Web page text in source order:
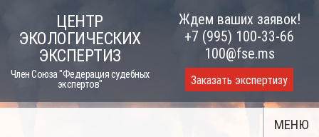
content
ЦЕНТР
ЭКОЛОГИЧЕСКИХ
ЭКСПЕРТИЗ
Член Союза "Федерация судебных
экспертов"
Ждем ваших заявок!
+7 (995) 100-33-66
100@fse.ms
Заказать экспертизу
МЕНЮ